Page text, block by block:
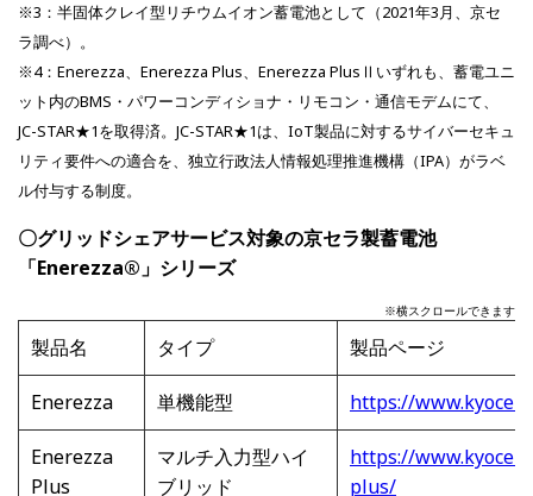
※3：半固体クレイ型リチウムイオン蓄電池として（2021年3月、京セ
ラ調べ）。
※4：Enerezza、Enerezza Plus、Enerezza PlusⅡいずれも、蓄電ユニ
ット内のBMS・パワーコンディショナ・リモコン・通信モデムにて、
JC-STAR★1を取得済。JC-STAR★1は、IoT製品に対するサイバーセキュ
リティ要件への適合を、独立行政法人情報処理推進機構（IPA）がラベ
ル付与する制度。
〇グリッドシェアサービス対象の京セラ製蓄電池
「Enerezza®」シリーズ
※横スクロールできます
製品名 タイプ 製品ページ
Enerezza 単機能型 https://
Enerezza
Plus
マルチ入力型ハイ
ブリッド
https://
plus/